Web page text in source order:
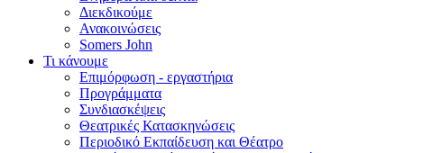
Διεκδικούμε
Ανακοινώσεις
Somers John
Τι κάνουμε
Επιμόρφωση - εργαστήρια
Προγράμματα
Συνδιασκέψεις
Θεατρικές Κατασκηνώσεις
Περιοδικό Εκπαίδευση και Θέατρο